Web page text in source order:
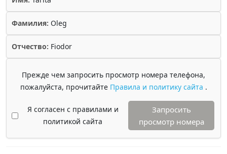
Фамилия: Oleg
Отчество: Fiodor
Прежде чем запросить просмотр номера телефона,
пожалуйста, прочитайте Правила и политику сайта .
Я согласен с правилами и
политикой сайта
Запросить
просмотр номера